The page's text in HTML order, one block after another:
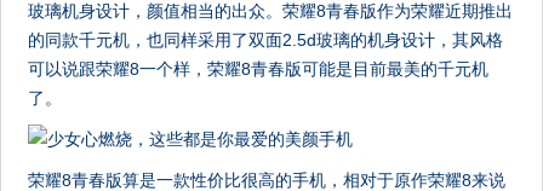
玻璃机身设计，颜值相当的出众。荣耀8青春版作为荣耀近期推出
的同款千元机，也同样采用了双面2.5d玻璃的机身设计，其风格
可以说跟荣耀8一个样，荣耀8青春版可能是目前最美的千元机
了。
荣耀8青春版算是一款性价比很高的手机，相对于原作荣耀8来说